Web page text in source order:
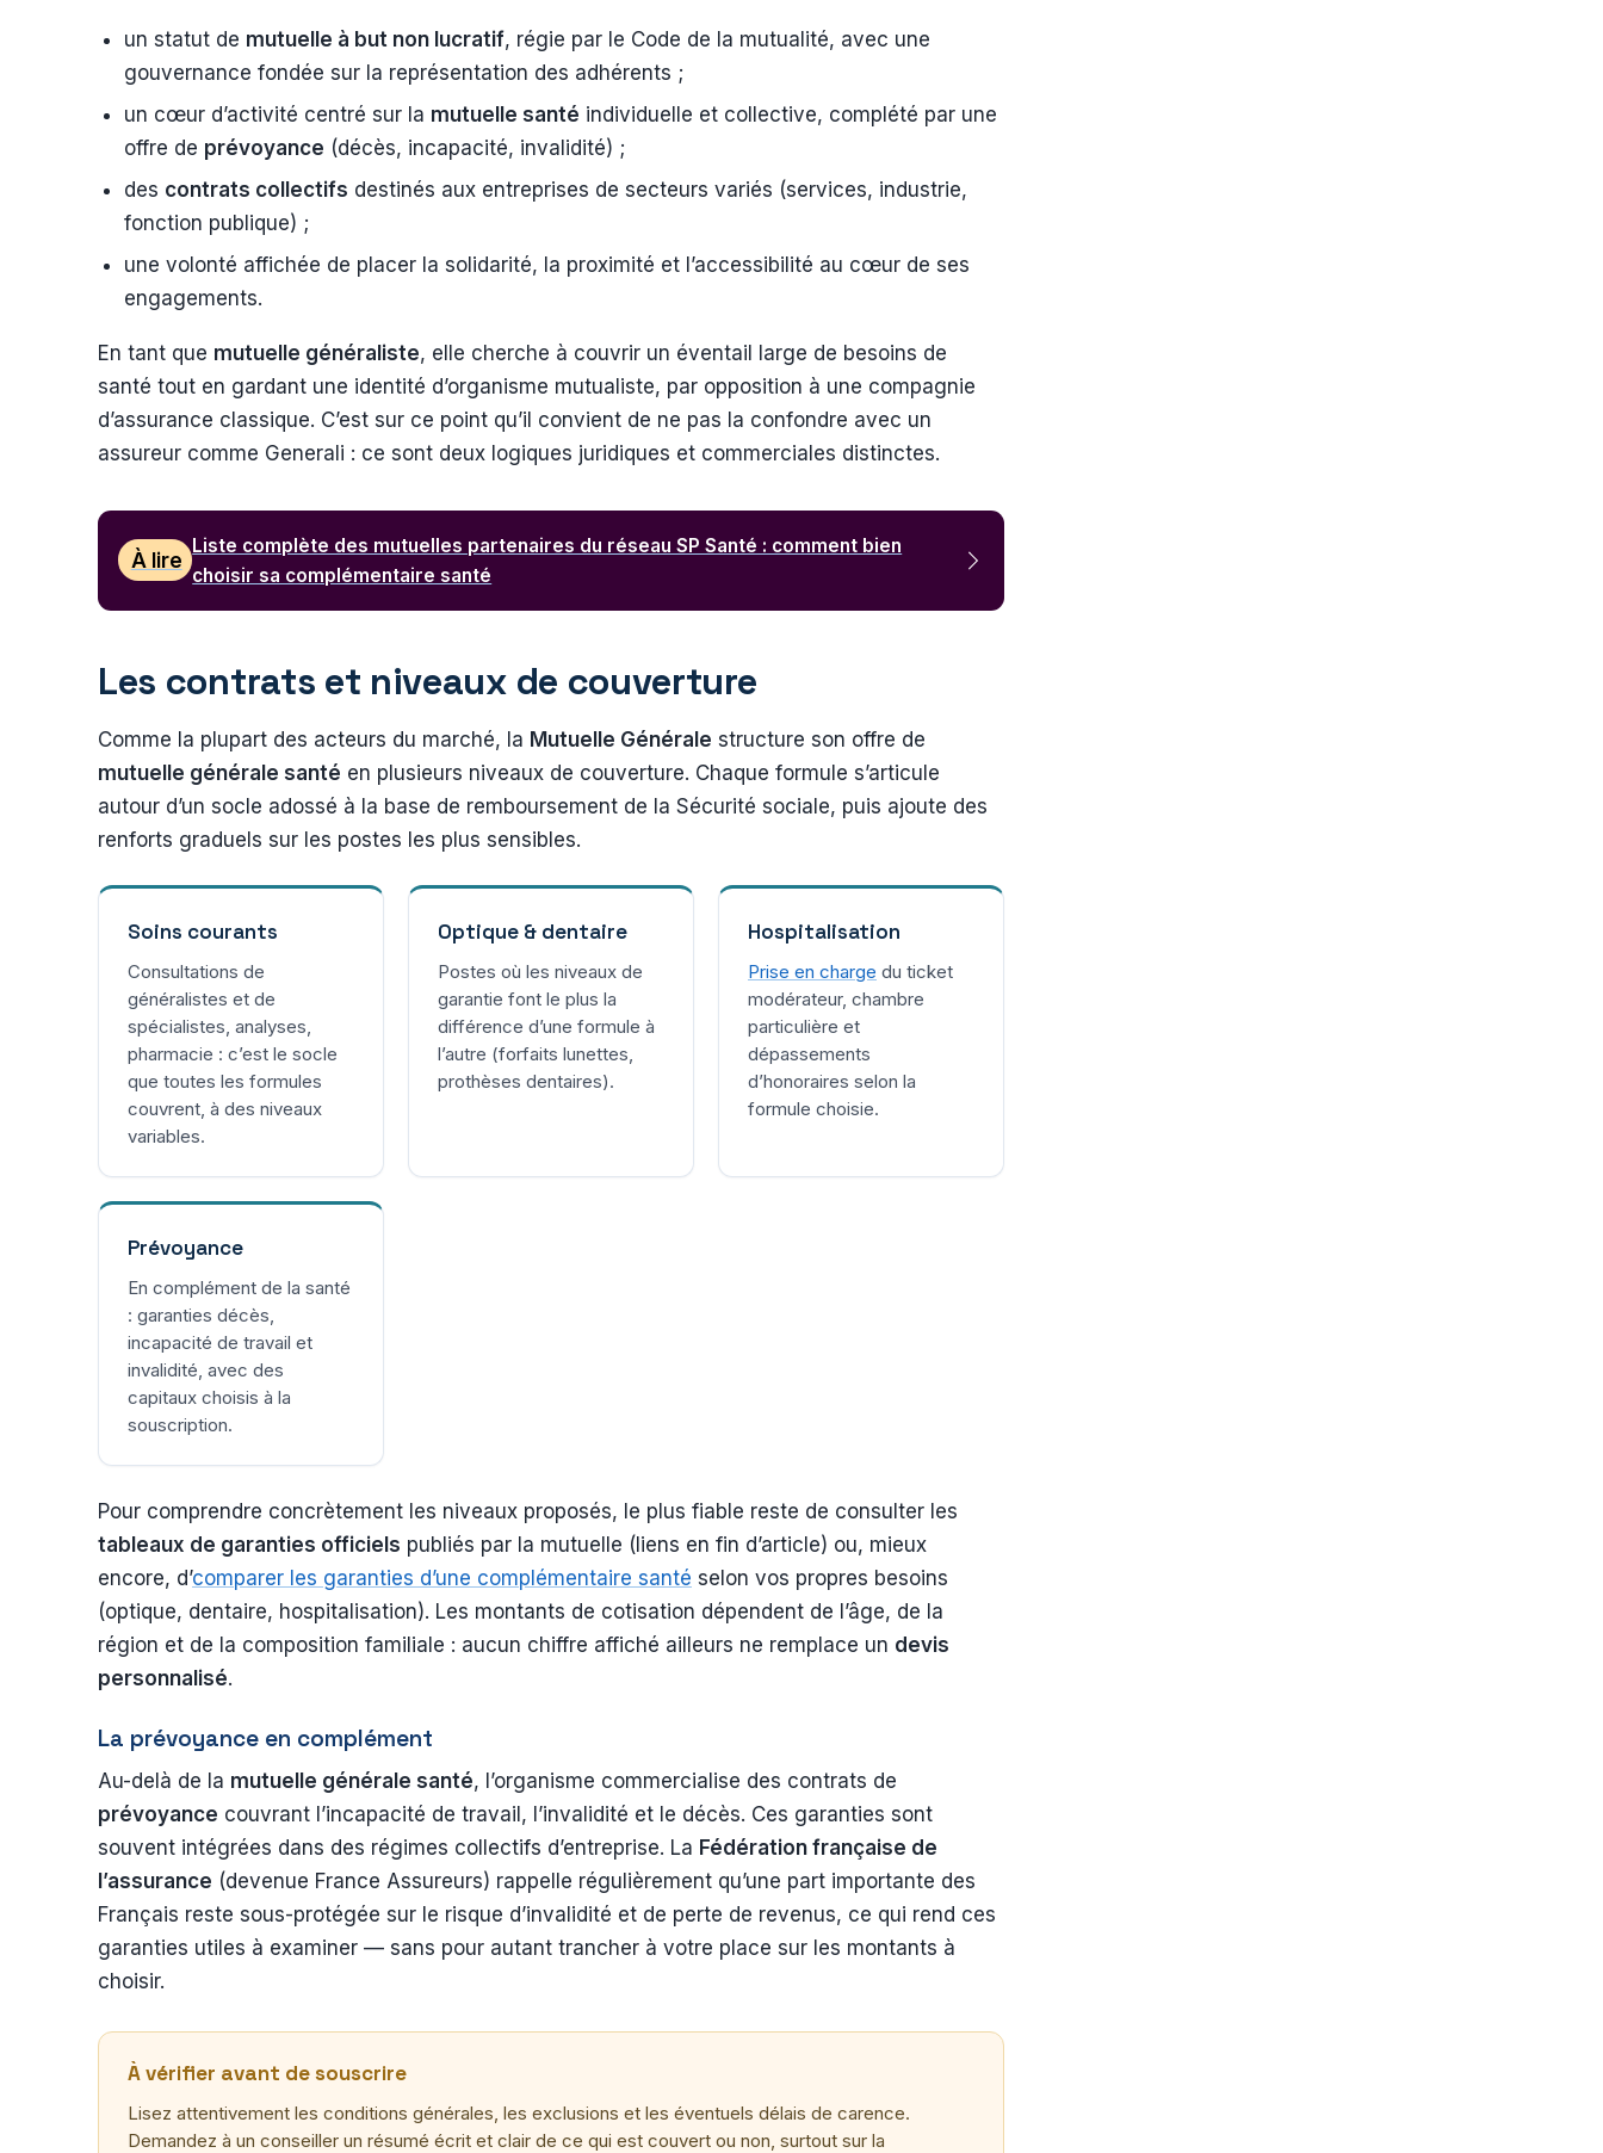
un statut de mutuelle à but non lucratif, régie par le Code de la mutualité, avec une
gouvernance fondée sur la représentation des adhérents ;
un cœur d’activité centré sur la mutuelle santé individuelle et collective, complété par une
offre de prévoyance (décès, incapacité, invalidité) ;
des contrats collectifs destinés aux entreprises de secteurs variés (services, industrie,
fonction publique) ;
une volonté affichée de placer la solidarité, la proximité et l’accessibilité au cœur de ses
engagements.
En tant que mutuelle généraliste, elle cherche à couvrir un éventail large de besoins de
santé tout en gardant une identité d’organisme mutualiste, par opposition à une compagnie
d’assurance classique. C’est sur ce point qu’il convient de ne pas la confondre avec un
assureur comme Generali : ce sont deux logiques juridiques et commerciales distinctes.
À lire
Liste complète des mutuelles partenaires du réseau SP Santé : comment bien
choisir sa complémentaire santé
Les contrats et niveaux de couverture
Comme la plupart des acteurs du marché, la Mutuelle Générale structure son offre de
mutuelle générale santé en plusieurs niveaux de couverture. Chaque formule s’articule
autour d’un socle adossé à la base de remboursement de la Sécurité sociale, puis ajoute des
renforts graduels sur les postes les plus sensibles.
Soins courants
Consultations de
généralistes et de
spécialistes, analyses,
pharmacie : c’est le socle
que toutes les formules
couvrent, à des niveaux
variables.
Optique & dentaire
Postes où les niveaux de
garantie font le plus la
différence d’une formule à
l’autre (forfaits lunettes,
prothèses dentaires).
Hospitalisation
Prise en charge du ticket
modérateur, chambre
particulière et
dépassements
d’honoraires selon la
formule choisie.
Prévoyance
En complément de la santé
: garanties décès,
incapacité de travail et
invalidité, avec des
capitaux choisis à la
souscription.
Pour comprendre concrètement les niveaux proposés, le plus fiable reste de consulter les
tableaux de garanties officiels publiés par la mutuelle (liens en fin d’article) ou, mieux
encore, d’comparer les garanties d’une complémentaire santé selon vos propres besoins
(optique, dentaire, hospitalisation). Les montants de cotisation dépendent de l’âge, de la
région et de la composition familiale : aucun chiffre affiché ailleurs ne remplace un devis
personnalisé.
La prévoyance en complément
Au-delà de la mutuelle générale santé, l’organisme commercialise des contrats de
prévoyance couvrant l’incapacité de travail, l’invalidité et le décès. Ces garanties sont
souvent intégrées dans des régimes collectifs d’entreprise. La Fédération française de
l’assurance (devenue France Assureurs) rappelle régulièrement qu’une part importante des
Français reste sous-protégée sur le risque d’invalidité et de perte de revenus, ce qui rend ces
garanties utiles à examiner — sans pour autant trancher à votre place sur les montants à
choisir.
À vérifier avant de souscrire
Lisez attentivement les conditions générales, les exclusions et les éventuels délais de carence.
Demandez à un conseiller un résumé écrit et clair de ce qui est couvert ou non, surtout sur la